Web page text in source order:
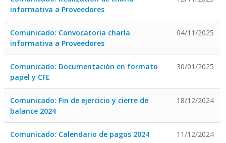
informativa a Proveedores
Comunicado: Convocatoria charla
informativa a Proveedores
04/11/2025
Comunicado: Documentación en formato
papel y CFE
30/01/2025
Comunicado: Fin de ejercicio y cierre de
balance 2024
18/12/2024
Comunicado: Calendario de pagos 2024 11/12/2024